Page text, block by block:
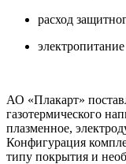
расход
АО «Плакарт»
газотермического
плазменное,
Конфигурация
типу покрытия и